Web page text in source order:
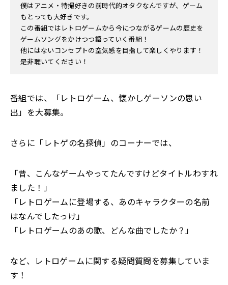
僕はアニメ・特撮好きの前時代的オタクなんですが、ゲーム
もとっても大好きです。
この番組ではレトロゲームから今につながるゲームの歴史を
ゲームソングをかけつつ語っていく番組！
他にはないコンセプトの空気感を目指して楽しくやります！
是非聴いてください！
番組では、「レトロゲーム、懐かしゲーソンの思い
出」を大募集。
さらに「レトゲの名探偵」のコーナーでは、
「昔、こんなゲームやってたんですけどタイトルわすれ
ました！」
「レトロゲームに登場する、あのキャラクターの名前
はなんでしたっけ」
「レトロゲームのあの歌、どんな曲でしたか？」
など、レトロゲームに関する疑問質問を募集していま
す！